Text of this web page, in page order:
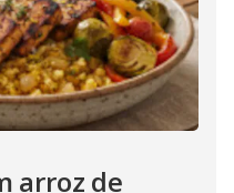
arroz de